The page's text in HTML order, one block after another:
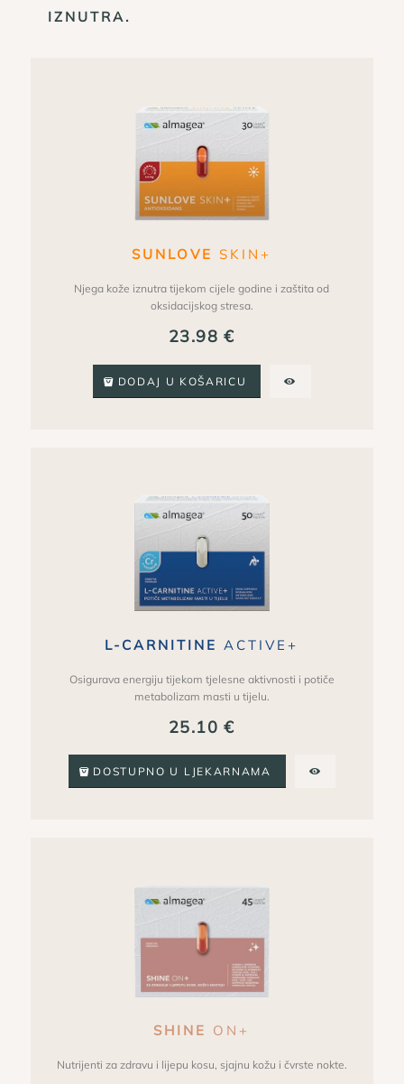
IZNUTRA.
SUNLOVE SKIN+
Njega kože iznutra tijekom cijele godine i zaštita od
oksidacijskog stresa.
23.98€
DODAJ U KOŠARICU
L-CARNITINEACTIVE+
Osigurava energiju tijekom tjelesne aktivnosti i potiče
metabolizam masti u tijelu.
25.10€
DOSTUPNO U LJEKARNAMA
SHINE ON+
Nutrijenti za zdravu i lijepu kosu, sjajnu kožu i čvrste nokte.